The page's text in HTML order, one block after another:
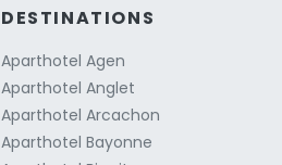
DESTINATIONS
Aparthotel Agen
Aparthotel Anglet
Aparthotel Arcachon
Aparthotel Bayonne